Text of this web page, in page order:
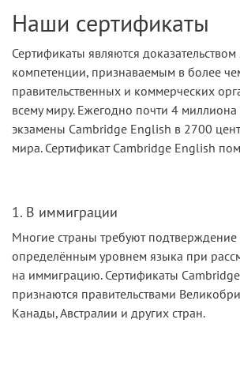
Наши сертификаты
Сертификаты являются
компетенции, признаваемым в более
правительственных и коммерческих
всему миру. Ежегодно почти 4
экзамены Cambridge English в 2700
мира. Сертификат Cambridge English
1. В иммиграции
Многие страны требуют подтверждение
определённым уровнем языка при
на иммиграцию. Сертификаты
признаются правительствами
Канады, Австралии и других стран.